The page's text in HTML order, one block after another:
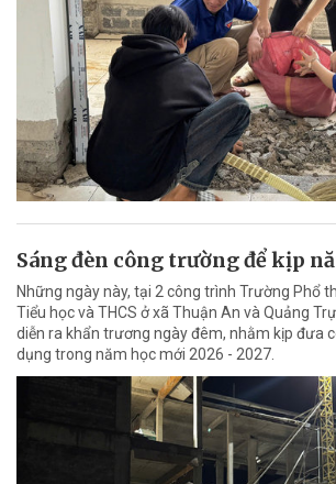
Sáng đèn công trường để kịp
Những ngày này, tại 2 công trình Trường Phổ
Tiểu học và THCS ở xã Thuận An và Quảng
diễn ra khẩn trương ngày đêm, nhằm kịp đưa
dụng trong năm học mới 2026 - 2027.